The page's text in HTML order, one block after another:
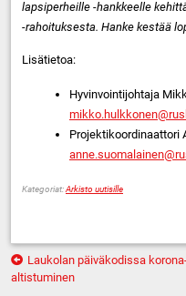
lapsiperheille -hankkeelle
-rahoituksesta. Hanke kestää
Lisätietoa:
Hyvinvointijohtaja
Projektikoordinaattori
Kategoriat:Arkisto uutisille
Artikkelien
selaus
Laukolan päiväkodissa
altistuminen